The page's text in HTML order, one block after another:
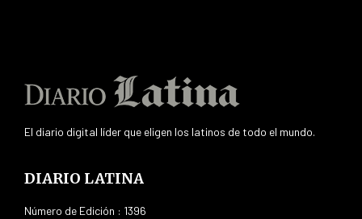
El diario digital líder que eligen los latinos de todo el mundo.
DIARIO LATINA
Número de Edición : 1396